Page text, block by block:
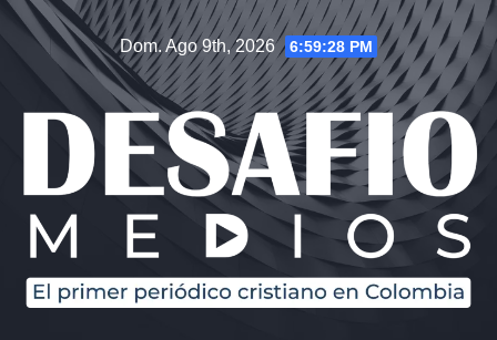
Dom. Ago 9th, 2026 6:59:29 PM